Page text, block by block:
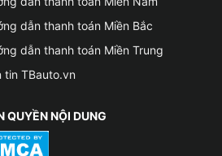
tín tại Gò Vấp tphcm
dẫn thanh toán Miền Bắc
dẫn thanh toán Miền Trung
tin TBauto.vn
QUYỀN NỘI DUNG